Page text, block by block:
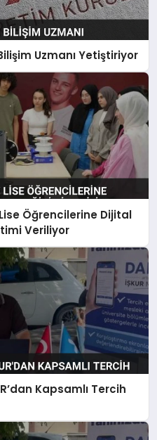
Uzmanı Yetiştiriyor
Öğrencilerine Dijital
Veriliyor
Kapsamlı Tercih